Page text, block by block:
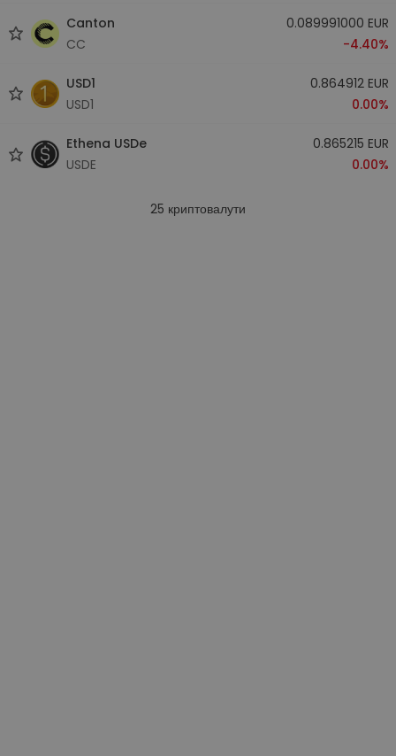
Canton
CC
0.089991000 EUR
-4.40%
USD1
USD1
0.864912 EUR
0.00%
Ethena USDe
USDE
0.865215 EUR
0.00%
25 криптовалути